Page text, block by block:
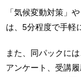
「気候変動対策」
は、5分程度で手軽
また、同パックに
アンケート、受講